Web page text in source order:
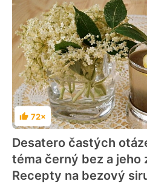
Hodnocení
72×
Desatero častých
téma černý bez a jeho
Recepty na bezový